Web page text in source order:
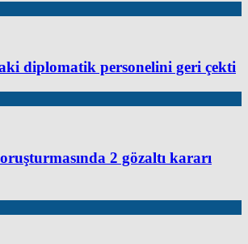
diplomatik personelini geri çekti
2 gözaltı kararı